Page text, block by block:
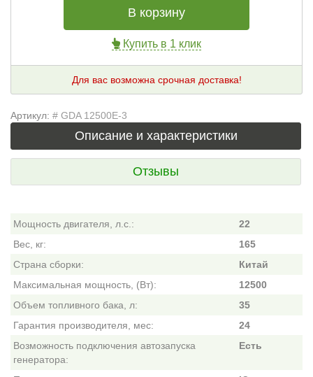
В корзину
Купить в 1 клик
Для вас возможна срочная доставка!
Артикул: # GDA 12500E-3
Описание и характеристики
Отзывы
Мощность двигателя, л.с.:
22
Вес, кг:
165
Страна сборки:
Китай
Максимальная мощность, (Вт):
12500
Объем топливного бака, л:
35
Гарантия производителя, мес:
24
Возможность подключения автозапуска
генератора:
Есть